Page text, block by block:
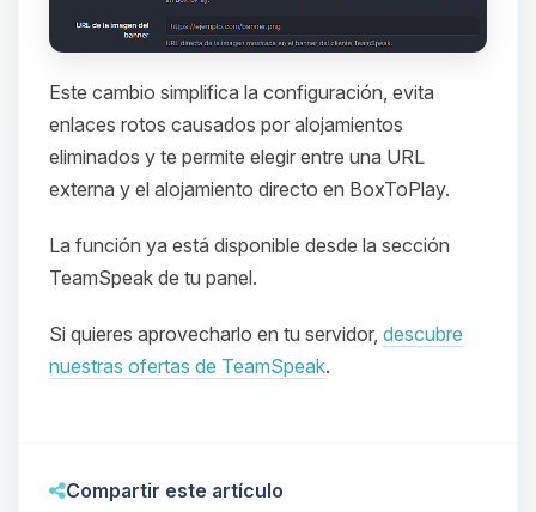
Este cambio simplifica la configuración, evita
enlaces rotos causados por alojamientos
eliminados y te permite elegir entre una URL
externa y el alojamiento directo en BoxToPlay.
La función ya está disponible desde la sección
TeamSpeak de tu panel.
Si quieres aprovecharlo en tu servidor, descubre
nuestras ofertas de TeamSpeak.
Compartir este artículo
Yupi, por fin alguien con quien
hablar! Soy Choupy, tu pequeno